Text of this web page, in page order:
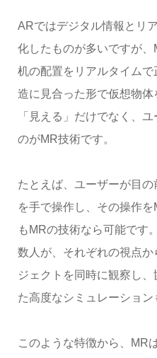
ARではデジタル情報とリ
化したものが多いですが
机の配置をリアルタイム
造に見合った形で仮想物
「見える」だけでなく、
のがMR技術です。
たとえば、ユーザーが目
を手で操作し、その操作
もMRの技術なら可能です
数人が、それぞれの視点
ジェクトを同時に観察し
た高度なシミュレーション
このような特徴から、MR